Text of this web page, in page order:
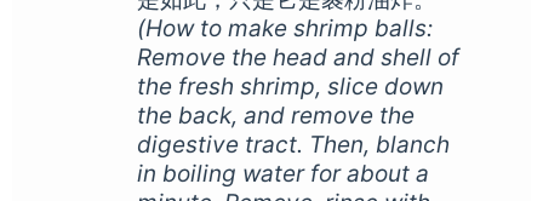
(How to make shrimp balls:
Remove the head and shell of
the fresh shrimp, slice down
the back, and remove the
digestive tract. Then, blanch
in boiling water for about a